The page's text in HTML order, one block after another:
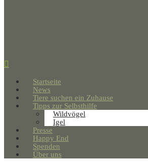
Startseite
News
Tiere suchen ein Zuhause
Tipps zur Selbsthilfe
Wildvögel
Igel
Presse
Happy End
Spenden
Über uns